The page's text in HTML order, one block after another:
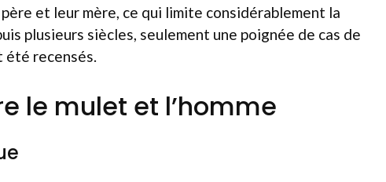
et leur mère, ce qui limite considérablement la
plusieurs siècles, seulement une poignée de cas de
recensés.
le mulet et l’homme